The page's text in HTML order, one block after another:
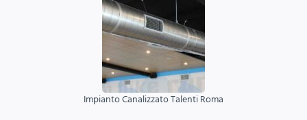
Impianto Canalizzato Talenti Roma